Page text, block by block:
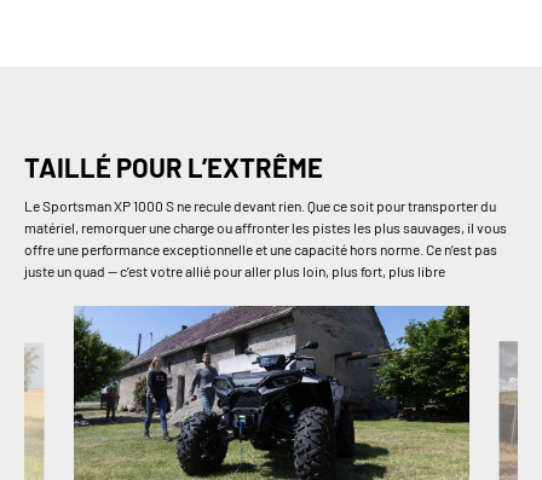
TAILLÉ POUR L’EXTRÊME
Le Sportsman XP 1000 S ne recule devant rien. Que ce soit pour transporter du
matériel, remorquer une charge ou affronter les pistes les plus sauvages, il vous
offre une performance exceptionnelle et une capacité hors norme. Ce n’est pas
juste un quad — c’est votre allié pour aller plus loin, plus fort, plus libre